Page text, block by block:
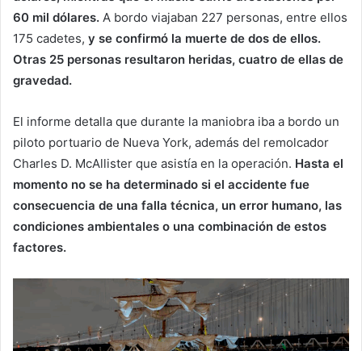
60 mil dólares. A bordo viajaban 227 personas, entre ellos
175 cadetes, y se confirmó la muerte de dos de ellos.
Otras 25 personas resultaron heridas, cuatro de ellas de
gravedad.
El informe detalla que durante la maniobra iba a bordo un
piloto portuario de Nueva York, además del remolcador
Charles D. McAllister que asistía en la operación. Hasta el
momento no se ha determinado si el accidente fue
consecuencia de una falla técnica, un error humano, las
condiciones ambientales o una combinación de estos
factores.